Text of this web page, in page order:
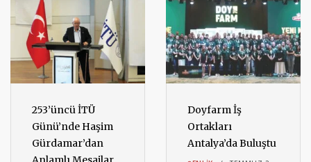
253’üncü İTÜ
Günü’nde Haşim
Gürdamar’dan
Doyfarm İş
Ortakları
Antalya’da Buluştu